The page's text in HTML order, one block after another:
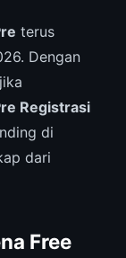
terus
Dengan
Registrasi
di
dari
Free